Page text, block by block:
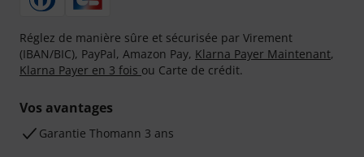
Réglez de manière sûre et sécurisée par Virement
(IBAN/BIC), PayPal, Amazon Pay, Klarna Payer Maintenant,
Klarna Payer en 3 fois ou Carte de crédit.
Vos avantages
Ga­ran­tie Thomann 3 ans